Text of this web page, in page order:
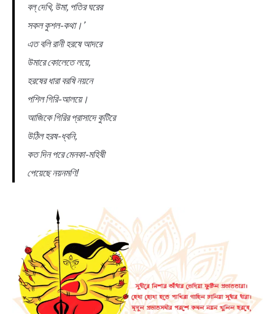
বল্‌ দেখি, উমা, পতির ঘরের
সকল কুশল-কথা।’
এত বলি রানী হরষে আদরে
উমারে কোলেতে লয়ে,
হরষের ধারা বরষি নয়নে
পশিল গিরি-আলয়ে।
আজিকে গিরির প্রাসাদে কুটিরে
উঠিল হরষ-ধ্বনি,
কত দিন পরে মেনকা-মহিষী
পেয়েছে নয়নমণি!